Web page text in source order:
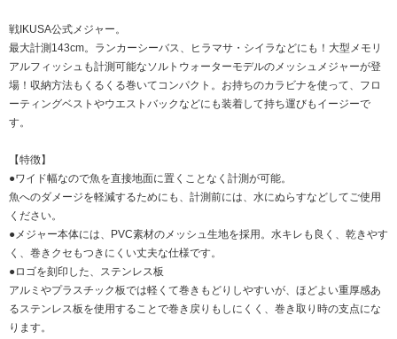
戦IKUSA公式メジャー。
最大計測143cm。ランカーシーバス、ヒラマサ・シイラなどにも！大型メモリ
アルフィッシュも計測可能なソルトウォーターモデルのメッシュメジャーが登
場！収納方法もくるくる巻いてコンパクト。お持ちのカラビナを使って、フロ
ーティングベストやウエストバックなどにも装着して持ち運びもイージーで
す。
【特徴】
●ワイド幅なので魚を直接地面に置くことなく計測が可能。
魚へのダメージを軽減するためにも、計測前には、水にぬらすなどしてご使用
ください。
●メジャー本体には、PVC素材のメッシュ生地を採用。水キレも良く、乾きやす
く、巻きクセもつきにくい丈夫な仕様です。
●ロゴを刻印した、ステンレス板
アルミやプラスチック板では軽くて巻きもどりしやすいが、ほどよい重厚感あ
るステンレス板を使用することで巻き戻りもしにくく、巻き取り時の支点にな
ります。